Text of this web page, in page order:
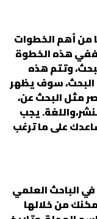
من أهم الخطوات
ففي هذه الخطوة
وتتم هذه
البحث، سوف يظهر
مثل البحث عن،
يجب
على ما ترغب
الباحث العلمي
من خلالها